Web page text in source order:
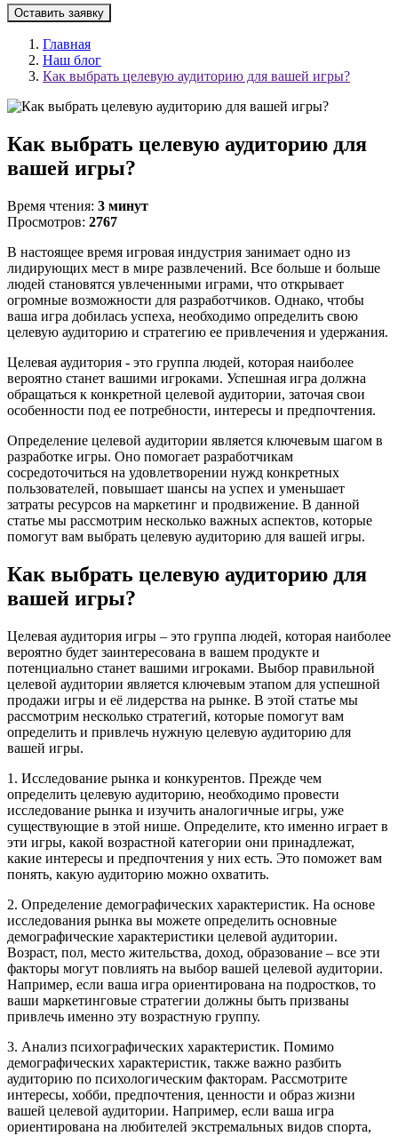
Оставить заявку
Главная
Наш блог
Как выбрать целевую аудиторию для вашей игры?
Как выбрать целевую аудиторию для
вашей игры?
Время чтения: 3 минут
Просмотров: 2767
В настоящее время игровая индустрия занимает одно из
лидирующих мест в мире развлечений. Все больше и больше
людей становятся увлеченными играми, что открывает
огромные возможности для разработчиков. Однако, чтобы
ваша игра добилась успеха, необходимо определить свою
целевую аудиторию и стратегию ее привлечения и удержания.
Целевая аудитория - это группа людей, которая наиболее
вероятно станет вашими игроками. Успешная игра должна
обращаться к конкретной целевой аудитории, заточая свои
особенности под ее потребности, интересы и предпочтения.
Определение целевой аудитории является ключевым шагом в
разработке игры. Оно помогает разработчикам
сосредоточиться на удовлетворении нужд конкретных
пользователей, повышает шансы на успех и уменьшает
затраты ресурсов на маркетинг и продвижение. В данной
статье мы рассмотрим несколько важных аспектов, которые
помогут вам выбрать целевую аудиторию для вашей игры.
Как выбрать целевую аудиторию для
вашей игры?
Целевая аудитория игры – это группа людей, которая наиболее
вероятно будет заинтересована в вашем продукте и
потенциально станет вашими игроками. Выбор правильной
целевой аудитории является ключевым этапом для успешной
продажи игры и её лидерства на рынке. В этой статье мы
рассмотрим несколько стратегий, которые помогут вам
определить и привлечь нужную целевую аудиторию для
вашей игры.
1. Исследование рынка и конкурентов. Прежде чем
определить целевую аудиторию, необходимо провести
исследование рынка и изучить аналогичные игры, уже
существующие в этой нише. Определите, кто именно играет в
эти игры, какой возрастной категории они принадлежат,
какие интересы и предпочтения у них есть. Это поможет вам
понять, какую аудиторию можно охватить.
2. Определение демографических характеристик. На основе
исследования рынка вы можете определить основные
демографические характеристики целевой аудитории.
Возраст, пол, место жительства, доход, образование – все эти
факторы могут повлиять на выбор вашей целевой аудитории.
Например, если ваша игра ориентирована на подростков, то
ваши маркетинговые стратегии должны быть призваны
привлечь именно эту возрастную группу.
3. Анализ психографических характеристик. Помимо
демографических характеристик, также важно разбить
аудиторию по психологическим факторам. Рассмотрите
интересы, хобби, предпочтения, ценности и образ жизни
вашей целевой аудитории. Например, если ваша игра
ориентирована на любителей экстремальных видов спорта,